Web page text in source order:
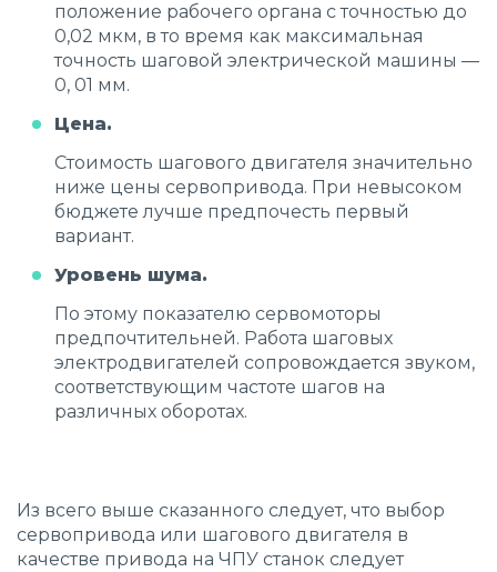
положение рабочего органа с точностью до
0,02 мкм, в то время как максимальная
точность шаговой электрической машины —
0, 01 мм.
Цена.
Стоимость шагового двигателя значительно
ниже цены сервопривода. При невысоком
бюджете лучше предпочесть первый
вариант.
Уровень шума.
По этому показателю сервомоторы
предпочтительней. Работа шаговых
электродвигателей сопровождается звуком,
соответствующим частоте шагов на
различных оборотах.
Из всего выше сказанного следует, что выбор
сервопривода или шагового двигателя в
качестве привода на ЧПУ станок следует